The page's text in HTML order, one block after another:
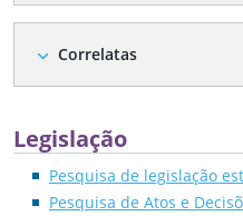
expand_more Correlatas
Legislação
Pesquisa de legislação
Pesquisa de Atos e